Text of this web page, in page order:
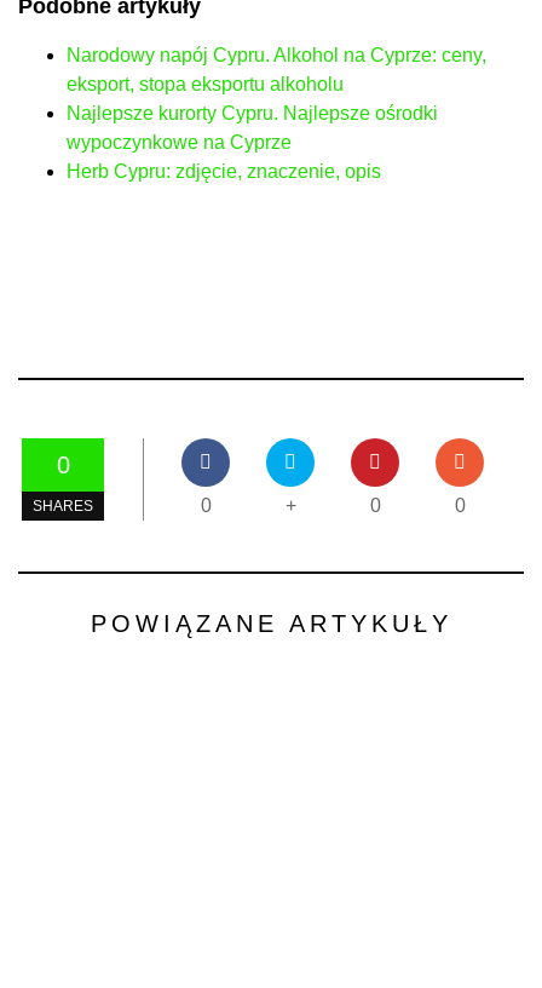
Podobne artykuły
Narodowy napój Cypru. Alkohol na Cyprze: ceny,
eksport, stopa eksportu alkoholu
Najlepsze kurorty Cypru. Najlepsze ośrodki
wypoczynkowe na Cyprze
Herb Cypru: zdjęcie, znaczenie, opis
0
SHARES 0 + 0 0
POWIĄZANE ARTYKUŁY